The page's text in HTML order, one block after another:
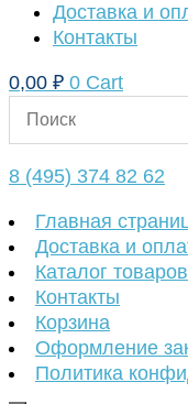
Доставка и
Контакты
0,00 ₽ 0 Cart
8 (495) 374 82 62
Главная
Доставка и
Каталог товаров
Контакты
Корзина
Оформление
Политика